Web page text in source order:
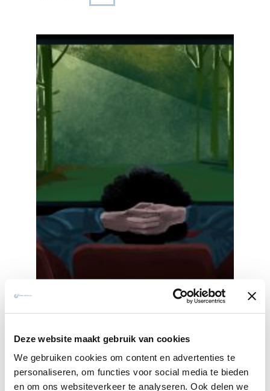
Deze website maakt gebruik van cookies
We gebruiken cookies om content en advertenties te
personaliseren, om functies voor social media te bieden
en om ons websiteverkeer te analyseren. Ook delen we
Met beelden op verhaal komen:
ignatiaanse filmretraite
4 TOT 8 NOVEMBER 2026OUDE ABDIJ VAN